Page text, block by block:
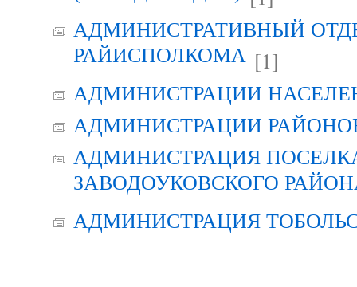
АДМИНИСТРАТИВНЫЙ
РАЙИСПОЛКОМА [1]
АДМИНИСТРАЦИИ
АДМИНИСТРАЦИИ
АДМИНИСТРАЦИЯ
ЗАВОДОУКОВСКОГО
АДМИНИСТРАЦИЯ